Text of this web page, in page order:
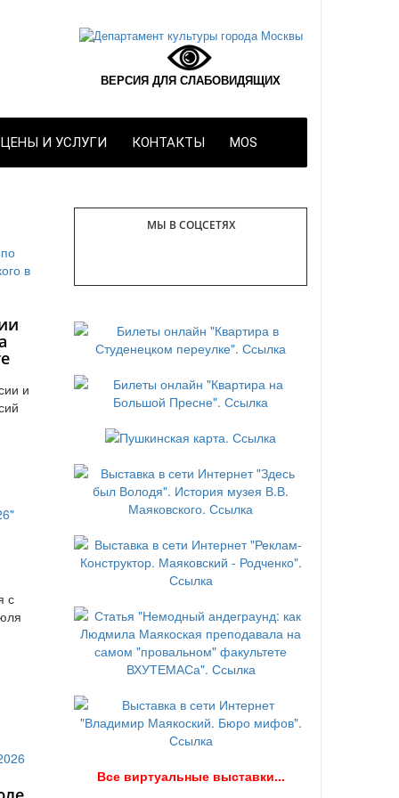
ВЕРСИЯ ДЛЯ СЛАБОВИДЯЩИХ
ЦЕНЫ И УСЛУГИ КОНТАКТЫ MOS
и
с
МЫ В СОЦСЕТЯХ
Все виртуальные выставки...